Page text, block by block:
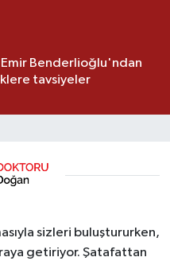
Benderlioğlu'ndan
tavsiyeler
sizleri buluştururken,
getiriyor. Şatafattan